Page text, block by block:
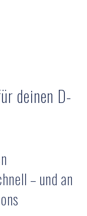
deinen D-
– und an